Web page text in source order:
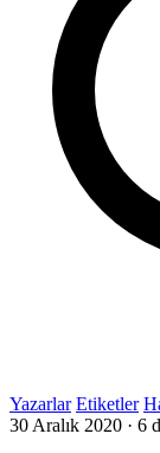
Yazarlar Etiketler
30 Aralık 2020 · 6